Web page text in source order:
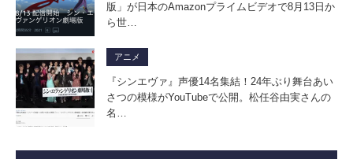
版」が日本のAmazonプライムビデオで8月13日か
ら世…
アニメ
『シンエヴァ』声優14名集結！24年ぶり舞台あい
さつの模様がYouTubeで公開。松任谷由実さんの
名…